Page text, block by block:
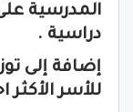
المدرسية
دراسية .
إضافة إلى
للأسر الأكثر